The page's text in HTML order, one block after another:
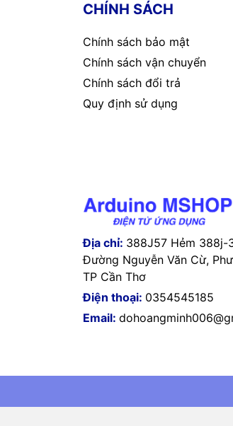
CHÍNH SÁCH
Chính sách bảo mật
Chính sách vận chuyển
Chính sách đổi trả
Quy định sử dụng
Địa chỉ: 388J57 Hẻm 388j-
Đường Nguyễn Văn Cừ,
TP Cần Thơ
Điện thoại: 0354545185
Email: